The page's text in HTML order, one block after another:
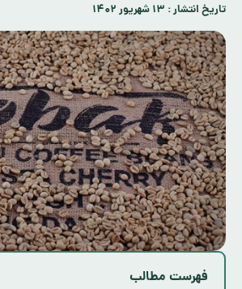
تاریخ انتشار : ۱۳ شهریور ۱۴۰۲
فهرست مطالب